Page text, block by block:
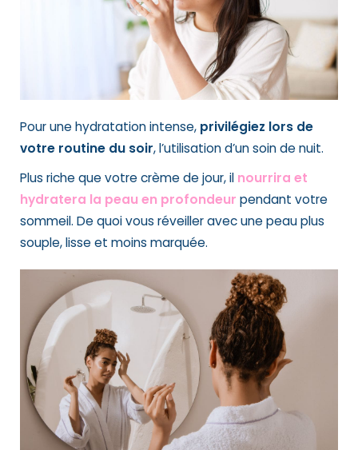
Pour une hydratation intense, privilégiez lors de
votre routine du soir, l’utilisation d’un soin de nuit.
Plus riche que votre crème de jour, il nourrira et
hydratera la peau en profondeur pendant votre
sommeil. De quoi vous réveiller avec une peau plus
souple, lisse et moins marquée.